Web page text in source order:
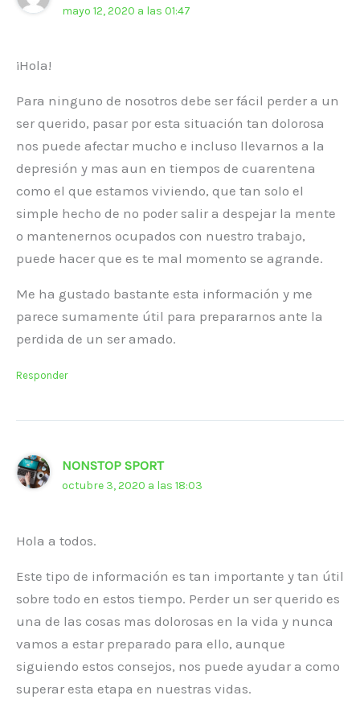
mayo 12, 2020 a las 01:47
¡Hola!
Para ninguno de nosotros debe ser fácil perder a un
ser querido, pasar por esta situación tan dolorosa
nos puede afectar mucho e incluso llevarnos a la
depresión y mas aun en tiempos de cuarentena
como el que estamos viviendo, que tan solo el
simple hecho de no poder salir a despejar la mente
o mantenernos ocupados con nuestro trabajo,
puede hacer que es te mal momento se agrande.
Me ha gustado bastante esta información y me
parece sumamente útil para prepararnos ante la
perdida de un ser amado.
Responder
NONSTOP SPORT
octubre 3, 2020 a las 18:03
Hola a todos.
Este tipo de información es tan importante y tan útil
sobre todo en estos tiempo. Perder un ser querido es
una de las cosas mas dolorosas en la vida y nunca
vamos a estar preparado para ello, aunque
siguiendo estos consejos, nos puede ayudar a como
superar esta etapa en nuestras vidas.